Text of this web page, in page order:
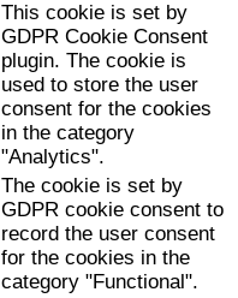
This cookie is set by
GDPR Cookie Consent
plugin. The cookie is
used to store the user
consent for the cookies
in the category
"Analytics".
The cookie is set by
GDPR cookie consent to
record the user consent
for the cookies in the
category "Functional".